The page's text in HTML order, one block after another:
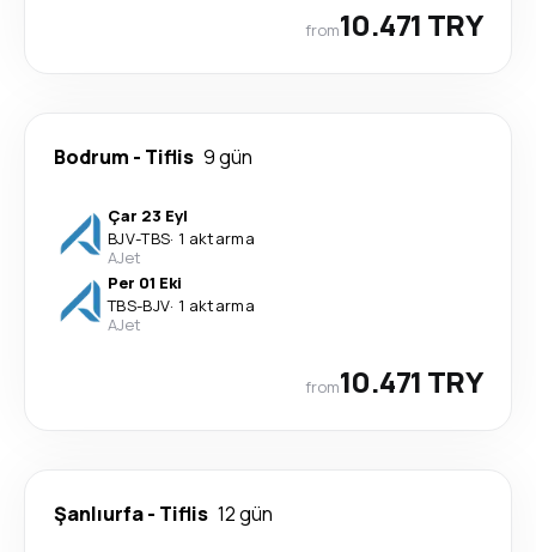
from10.471 TRY
Bodrum - Tiflis 9 gün
Çar 23 Eyl
BJV-TBS· 1 aktarma
AJet
Per 01 Eki
TBS-BJV· 1 aktarma
AJet
from10.471 TRY
Şanlıurfa- Tiflis 12 gün